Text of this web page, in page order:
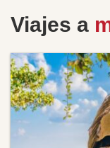
Viajes a